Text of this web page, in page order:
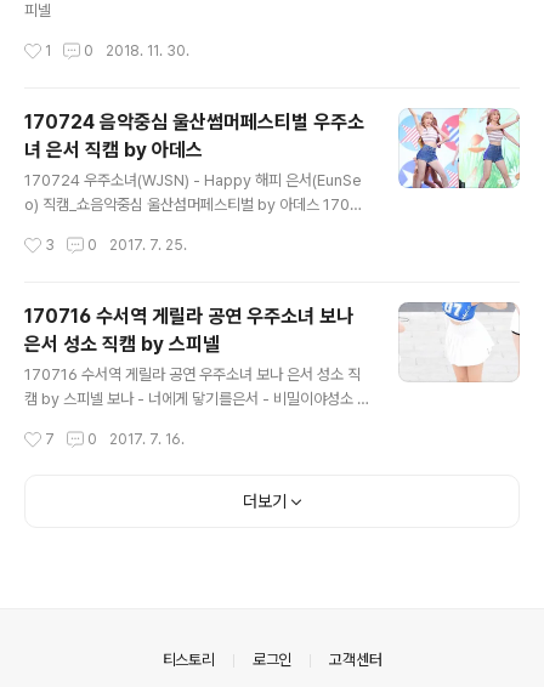
피넬
1 0 2018. 11. 30.
170724 음악중심 울산썸머페스티벌 우주소
녀 은서 직캠 by 아데스
170724 우주소녀(WJSN) - Happy 해피 은서(EunSe
o) 직캠_쇼음악중심 울산섬머페스티벌 by 아데스 17072
eo) 직캠_쇼음악중심 울산섬머페스티벌 by 아데스
3 0 2017. 7. 25.
170716 수서역 게릴라 공연 우주소녀 보나
은서 성소 직캠 by 스피넬
170716 수서역 게릴라 공연 우주소녀 보나 은서 성소 직
캠 by 스피넬 보나 - 너에게 닿기를은서 - 비밀이야성소 -
를 비밀이야
7 0 2017. 7. 16.
더보기
티스토리 로그인 고객센터